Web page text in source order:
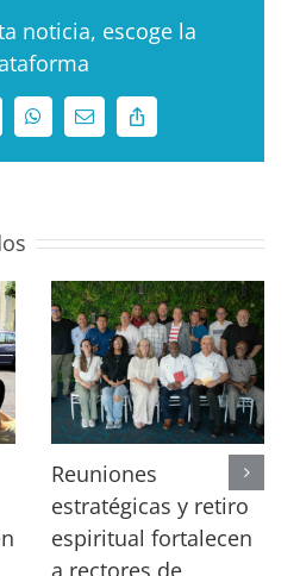
noticia, escoge la
WhatsAppCorreo
electrónico
Copy
Link
Reuniones
estratégicas y retiro
espiritual fortalecen
a rectores de